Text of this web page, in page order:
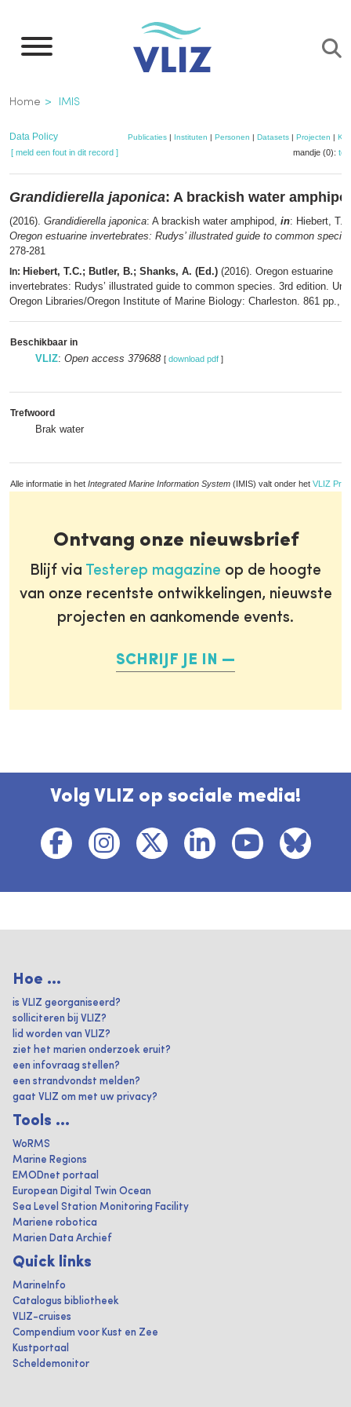
naar
inhoud
gaan
Kruimelpad
Home IMIS
Data Policy Publicaties | Instituten | Personen | Datasets | Projecten |
[ meld een fout in dit record ] mandje (0):
Grandidierella japonica: A brackish water
(2016). Grandidierella japonica: A brackish water amphipod, in: Hiebert,
Oregon estuarine invertebrates: Rudys’ illustrated guide to common
278-281
In: Hiebert, T.C.; Butler, B.; Shanks, A. (Ed.) (2016). Oregon estuarine
invertebrates: Rudys’ illustrated guide to common species. 3rd edition.
Oregon Libraries/Oregon Institute of Marine Biology: Charleston. 861 pp.,
Beschikbaar in
VLIZ: Open access 379688 [ download pdf ]
Trefwoord
Brak water
Alle informatie in het Integrated Marine Information System (IMIS) valt onder het VLIZ
Ontvang onze nieuwsbrief
Blijf via Testerep magazine op de hoogte
van onze recentste ontwikkelingen, nieuwste
projecten en aankomende events.
SCHRIJF JE IN
Volg VLIZ op sociale media!
Hoe ...
is VLIZ georganiseerd?
solliciteren bij VLIZ?
lid worden van VLIZ?
ziet het marien onderzoek eruit?
een infovraag stellen?
een strandvondst melden?
gaat VLIZ om met uw privacy?
Tools ...
WoRMS
Marine Regions
EMODnet portaal
European Digital Twin Ocean
Sea Level Station Monitoring Facility
Mariene robotica
Marien Data Archief
Quick links
MarineInfo
Catalogus bibliotheek
VLIZ-cruises
Compendium voor Kust en Zee
Kustportaal
Scheldemonitor